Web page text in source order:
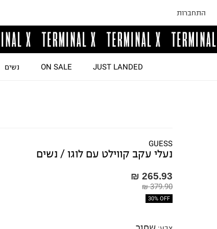
התחברות
JUST LANDED
ON SALE נשים
GUESS
נעלי עקב קווילט עם לוגו / נשים
265.93 ₪
379.90 ₪
30% OFF